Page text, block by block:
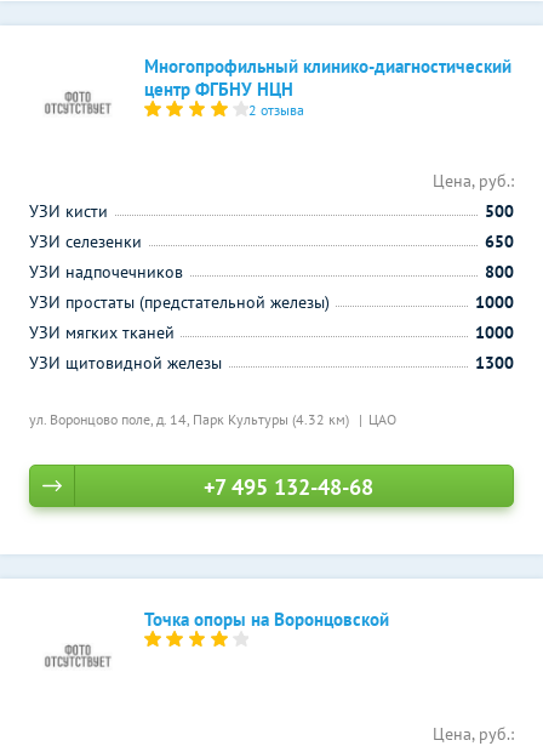
Многопрофильный клинико-диагностический
центр ФГБНУ НЦН
2 отзыва
ул. Воронцово поле, д. 14, Парк Культуры (4.32 км) ЦАО
Цена, руб.:
УЗИ кисти
500
УЗИ селезенки
650
УЗИ надпочечников
800
УЗИ простаты (предстательной железы)
1000
УЗИ мягких тканей
1000
УЗИ щитовидной железы
1300
+7 495 132-48-68
Точка опоры на Воронцовской
Цена, руб.: